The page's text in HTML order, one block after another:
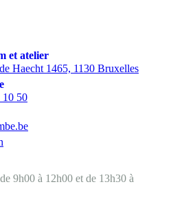
et atelier
Haecht 1465, 1130 Bruxelles
10 50
9h00 à 12h00 et de 13h30 à